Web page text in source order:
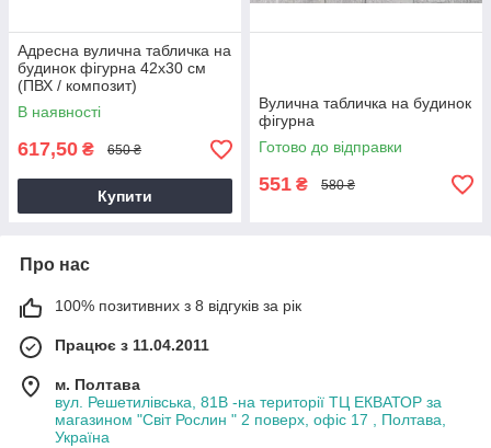
Адресна вулична табличка на
будинок фігурна 42х30 см
(ПВХ / композит)
В наявності
617,50 ₴ 650 ₴
Купити
Вулична табличка на будинок
фігурна
Готово до відправки
551 ₴ 580 ₴
Про нас
100% позитивних з 8 відгуків за рік
Працює з 11.04.2011
м. Полтава
вул. Решетилівська, 81В -на території ТЦ ЕКВАТОР за
магазином "Світ Рослин " 2 поверх, офіс 17 , Полтава,
Україна